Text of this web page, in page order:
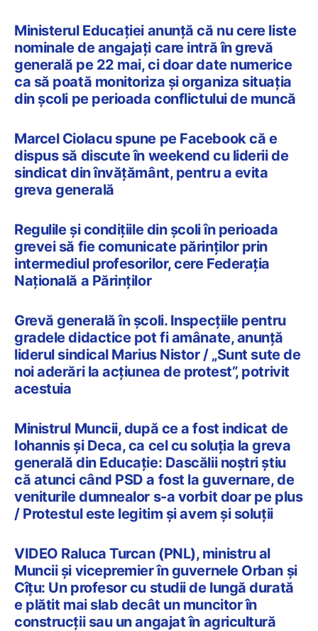
Ministerul Educației anunță că nu cere liste
nominale de angajați care intră în grevă
generală pe 22 mai, ci doar date numerice
ca să poată monitoriza și organiza situația
din școli pe perioada conflictului de muncă
Marcel Ciolacu spune pe Facebook că e
dispus să discute în weekend cu liderii de
sindicat din învățământ, pentru a evita
greva generală
Regulile și condițiile din școli în perioada
grevei să fie comunicate părinților prin
intermediul profesorilor, cere Federația
Națională a Părinților
Grevă generală în școli. Inspecțiile pentru
gradele didactice pot fi amânate, anunță
liderul sindical Marius Nistor / „Sunt sute de
noi aderări la acțiunea de protest”, potrivit
acestuia
Ministrul Muncii, după ce a fost indicat de
Iohannis și Deca, ca cel cu soluția la greva
generală din Educație: Dascălii noştri ştiu
că atunci când PSD a fost la guvernare, de
veniturile dumnealor s-a vorbit doar pe plus
/ Protestul este legitim şi avem şi soluţii
VIDEO Raluca Turcan (PNL), ministru al
Muncii și vicepremier în guvernele Orban și
Cîțu: Un profesor cu studii de lungă durată
e plătit mai slab decât un muncitor în
construcții sau un angajat în agricultură